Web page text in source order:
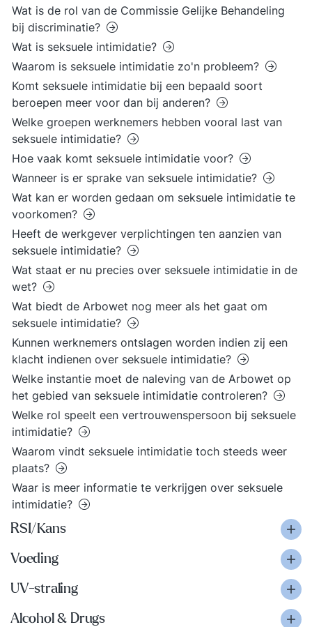
Wat is de rol van de Commissie Gelijke Behandeling
bij discriminatie?
Wat is seksuele intimidatie?
Waarom is seksuele intimidatie zo'n probleem?
Komt seksuele intimidatie bij een bepaald soort
beroepen meer voor dan bij anderen?
Welke groepen werknemers hebben vooral last van
seksuele intimidatie?
Hoe vaak komt seksuele intimidatie voor?
Wanneer is er sprake van seksuele intimidatie?
Wat kan er worden gedaan om seksuele intimidatie te
voorkomen?
Heeft de werkgever verplichtingen ten aanzien van
seksuele intimidatie?
Wat staat er nu precies over seksuele intimidatie in de
wet?
Wat biedt de Arbowet nog meer als het gaat om
seksuele intimidatie?
Kunnen werknemers ontslagen worden indien zij een
klacht indienen over seksuele intimidatie?
Welke instantie moet de naleving van de Arbowet op
het gebied van seksuele intimidatie controleren?
Welke rol speelt een vertrouwenspersoon bij seksuele
intimidatie?
Waarom vindt seksuele intimidatie toch steeds weer
plaats?
Waar is meer informatie te verkrijgen over seksuele
intimidatie?
RSI/Kans
Voeding
UV-straling
Alcohol & Drugs